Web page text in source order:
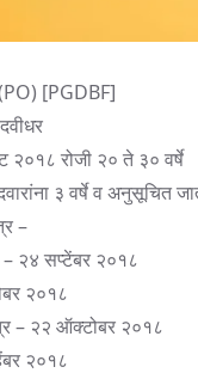
[PGDBF]
२०१८ रोजी २० ते ३० वर्षे
३ वर्षे व अनुसूचित
–
– २४ सप्टेंबर २०१८
२०१८
– २२ ऑक्टोबर २०१८
२०१८